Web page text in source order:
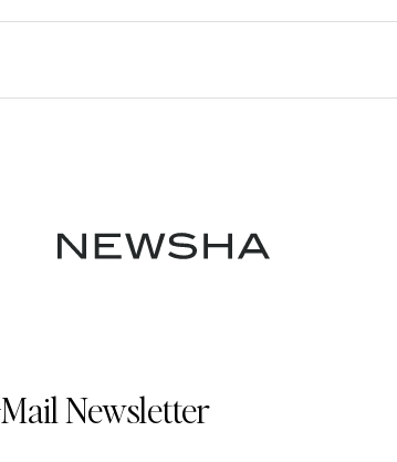
Newsletter